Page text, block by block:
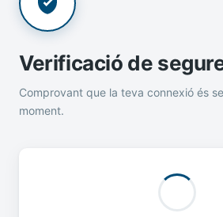
Verificació de
Comprovant que la teva connexió és
moment.